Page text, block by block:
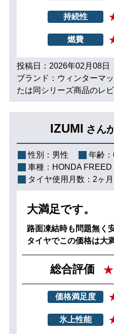
持続性
燃費
投稿日：2026年02月08日
ブランド：ウィンターマ
たは同シリーズ商品のレ
IZUMI さん
性別： 男性 年齢：
車種： HONDA
タイヤ使用月数： 2ヶ月
大満足です。
路面凍結時も問題無く
タイヤでこの価格は大
総合評価
価格満足度
氷上性能